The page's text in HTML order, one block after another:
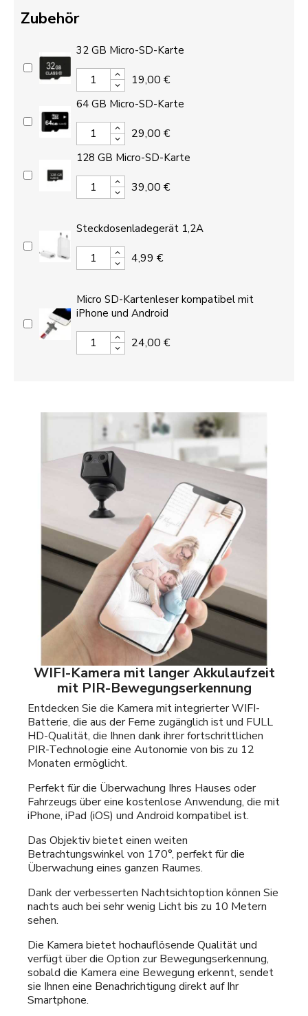
Zubehör
32 GB Micro-SD-Karte
19,00 €
64 GB Micro-SD-Karte
29,00 €
128 GB Micro-SD-Karte
39,00 €
Steckdosenladegerät 1,2A
4,99 €
Micro SD-Kartenleser kompatibel mit
iPhone und Android
24,00 €
WIFI-Kamera mit langer Akkulaufzeit
mit PIR-Bewegungserkennung
Entdecken Sie die Kamera mit integrierter WIFI-
Batterie, die aus der Ferne zugänglich ist und FULL
HD-Qualität, die Ihnen dank ihrer fortschrittlichen
PIR-Technologie eine Autonomie von bis zu 12
Monaten ermöglicht.
Perfekt für die Überwachung Ihres Hauses oder
Fahrzeugs über eine kostenlose Anwendung, die mit
iPhone, iPad (iOS) und Android kompatibel ist.
Das Objektiv bietet einen weiten
Betrachtungswinkel von 170°, perfekt für die
Überwachung eines ganzen Raumes.
Dank der verbesserten Nachtsichtoption können Sie
nachts auch bei sehr wenig Licht bis zu 10 Metern
sehen.
Die Kamera bietet hochauflösende Qualität und
verfügt über die Option zur Bewegungserkennung,
sobald die Kamera eine Bewegung erkennt, sendet
sie Ihnen eine Benachrichtigung direkt auf Ihr
Smartphone.